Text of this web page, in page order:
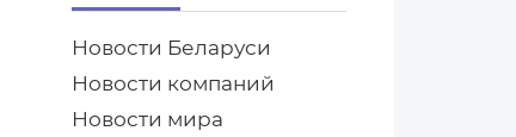
Новости Беларуси
Новости компаний
Новости мира